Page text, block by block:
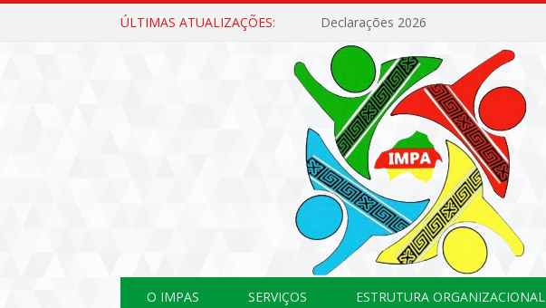
ÚLTIMAS ATUALIZAÇÕES: Declarações 2026
O IMPAS SERVIÇOS ESTRUTURA ORGANIZACIONAL